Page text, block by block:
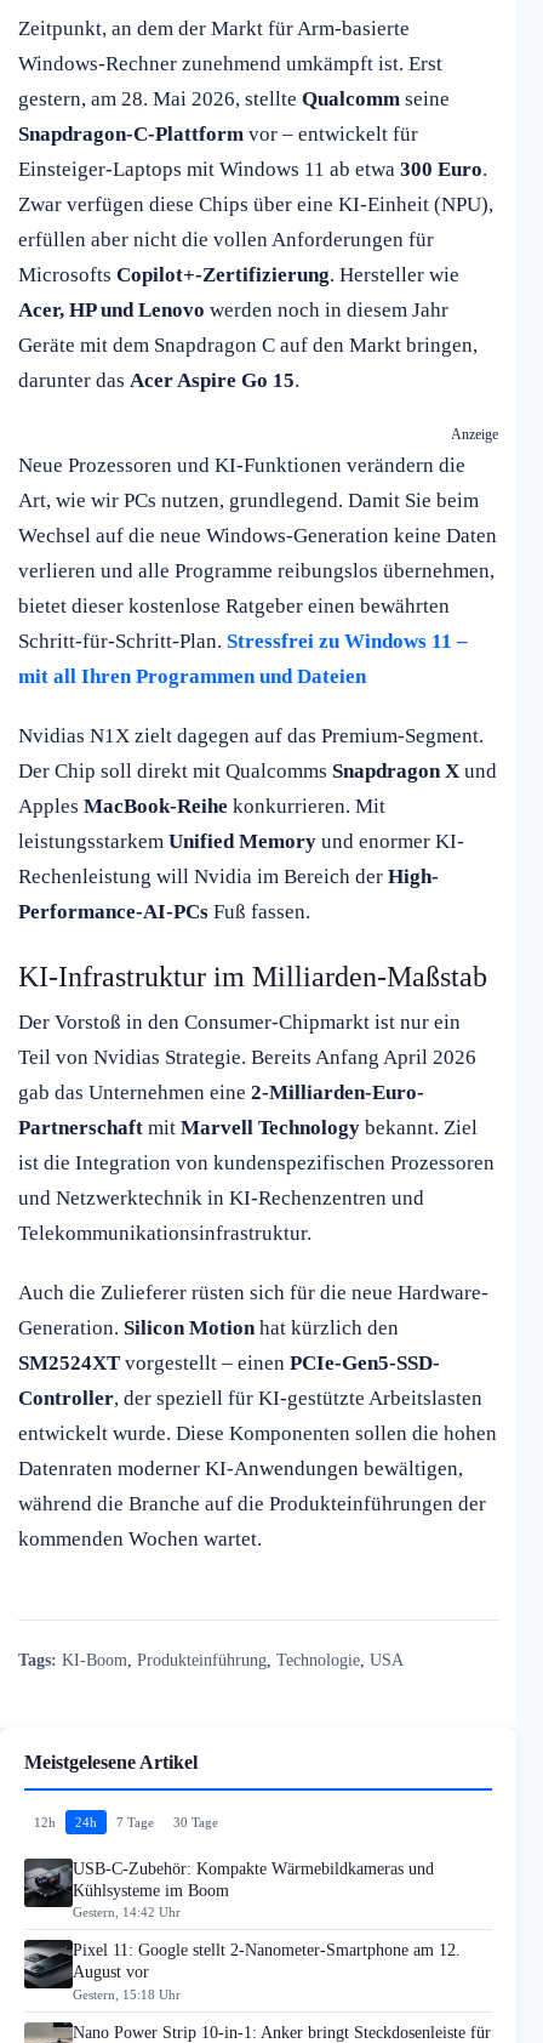
Zeitpunkt, an dem der Markt für Arm-basierte
Windows-Rechner zunehmend umkämpft ist. Erst
gestern, am 28. Mai 2026, stellte Qualcomm seine
Snapdragon-C-Plattform vor – entwickelt für
Einsteiger-Laptops mit Windows 11 ab etwa 300 Euro.
Zwar verfügen diese Chips über eine KI-Einheit (NPU),
erfüllen aber nicht die vollen Anforderungen für
Microsofts Copilot+-Zertifizierung. Hersteller wie
Acer, HP und Lenovo werden noch in diesem Jahr
Geräte mit dem Snapdragon C auf den Markt bringen,
darunter das Acer Aspire Go 15.
Anzeige
Neue Prozessoren und KI-Funktionen verändern die
Art, wie wir PCs nutzen, grundlegend. Damit Sie beim
Wechsel auf die neue Windows-Generation keine Daten
verlieren und alle Programme reibungslos übernehmen,
bietet dieser kostenlose Ratgeber einen bewährten
Schritt-für-Schritt-Plan. Stressfrei zu Windows 11 –
mit all Ihren Programmen und Dateien
Nvidias N1X zielt dagegen auf das Premium-Segment.
Der Chip soll direkt mit Qualcomms Snapdragon X und
Apples MacBook-Reihe konkurrieren. Mit
leistungsstarkem Unified Memory und enormer KI-
Rechenleistung will Nvidia im Bereich der High-
Performance-AI-PCs Fuß fassen.
KI-Infrastruktur im Milliarden-Maßstab
Der Vorstoß in den Consumer-Chipmarkt ist nur ein
Teil von Nvidias Strategie. Bereits Anfang April 2026
gab das Unternehmen eine 2-Milliarden-Euro-
Partnerschaft mit Marvell Technology bekannt. Ziel
ist die Integration von kundenspezifischen Prozessoren
und Netzwerktechnik in KI-Rechenzentren und
Telekommunikationsinfrastruktur.
Auch die Zulieferer rüsten sich für die neue Hardware-
Generation. Silicon Motionhat kürzlich den
SM2524XT vorgestellt – einen PCIe-Gen5-SSD-
Controller, der speziell für KI-gestützte Arbeitslasten
entwickelt wurde. Diese Komponenten sollen die hohen
Datenraten moderner KI-Anwendungen bewältigen,
während die Branche auf die Produkteinführungen der
kommenden Wochen wartet.
Tags: KI-Boom Produkteinführung Technologie USA
Meistgelesene Artikel
12h 24h 7 Tage 30 Tage
USB-C-Zubehör: Kompakte Wärmebildkameras und
Kühlsysteme im Boom
Gestern, 14:42 Uhr
Pixel 11: Google stellt 2-Nanometer-Smartphone am 12.
August vor
Gestern, 15:18 Uhr
Nano Power Strip 10-in-1: Anker bringt Steckdosenleiste für